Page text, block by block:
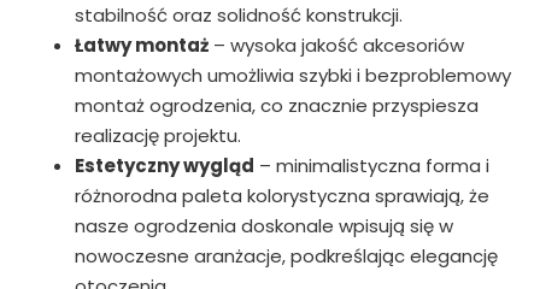
stabilność oraz solidność konstrukcji.
Łatwy montaż– wysoka jakość akcesoriów
montażowych umożliwia szybki i bezproblemowy
montaż ogrodzenia, co znacznie przyspiesza
realizację projektu.
Estetyczny wygląd – minimalistyczna forma i
różnorodna paleta kolorystyczna sprawiają, że
nasze ogrodzenia doskonale wpisują się w
nowoczesne aranżacje, podkreślając elegancję